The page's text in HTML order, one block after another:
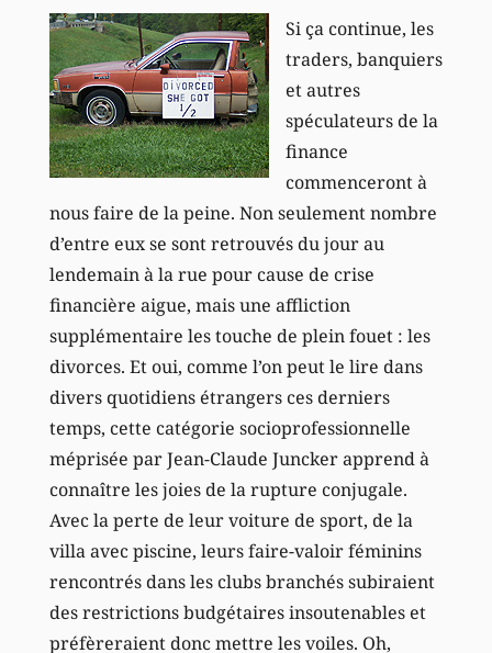
Si ça continue, les
traders, banquiers
et autres
spéculateurs de la
finance
commenceront à
nous faire de la peine. Non seulement nombre
d’entre eux se sont retrouvés du jour au
lendemain à la rue pour cause de crise
financière aigue, mais une affliction
supplémentaire les touche de plein fouet : les
divorces. Et oui, comme l’on peut le lire dans
divers quotidiens étrangers ces derniers
temps, cette catégorie socioprofessionnelle
méprisée par Jean-Claude Juncker apprend à
connaître les joies de la rupture conjugale.
Avec la perte de leur voiture de sport, de la
villa avec piscine, leurs faire-valoir féminins
rencontrés dans les clubs branchés subiraient
des restrictions budgétaires insoutenables et
préfèreraient donc mettre les voiles. Oh,